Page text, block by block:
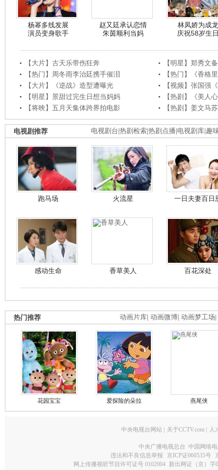
杨幂多线发展
演员变身歌手
赵又廷承认恋情
朱茵顺利当妈
林凤娇为成龙
庆祝58岁生
【大片】古天乐带伤狂奔
【明星】郑秀文
【热门】周冬雨李治廷携手催泪
【热门】《香格
【大片】《逆战》造型遭曝光
【视频】张国强
【明星】景甜过完生日想当妈妈
【热剧】《美人
【将映】五月天集体跨界拍电影
【热剧】姜文马
电视剧台 热剧检索 热剧点播 电视剧库 趣
电视剧推荐
跑马场 火流星 一日夫妻百日
感动生命 香草美人 百花深处
动画片库 动画微博 动画梦工场
热门推荐
花园宝宝 爱探险的朵拉 燕尾侠
中央电视台网站 关于CCTV.com 人
中央广播电视总台 中国网络
违法和不良信息举报
京ICP证060535号
网上传播视听节目许可证号 0102004 新出网证（京）